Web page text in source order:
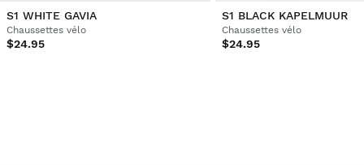
S1 WHITE GAVIA
Chaussettes vélo
$24.95
S1 BLACK KAPELMUUR
Chaussettes vélo
$24.95